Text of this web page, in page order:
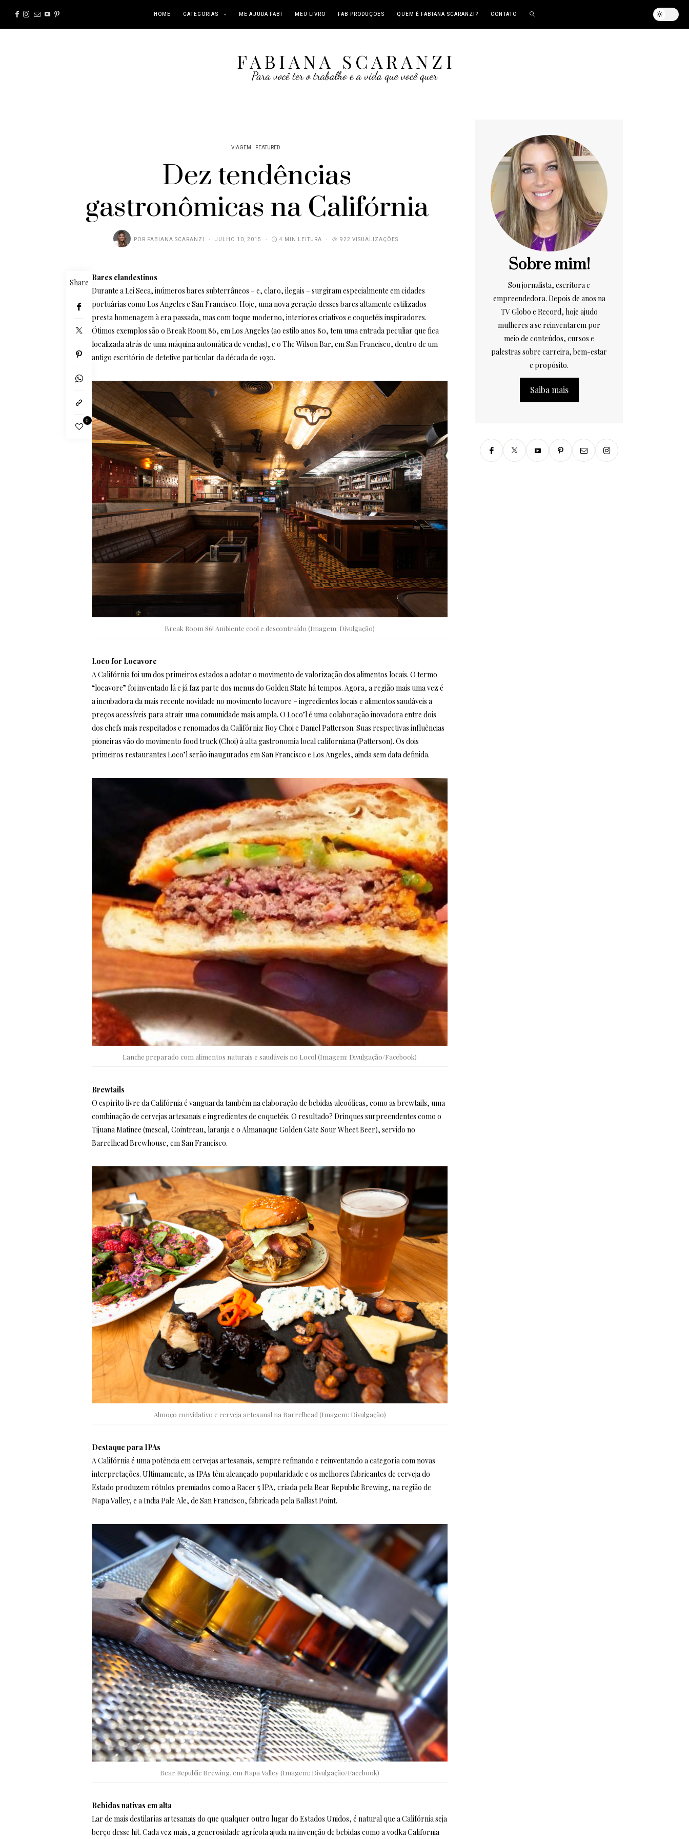
HOME CATEGORIAS ME AJUDA FABI MEU LIVRO FAB PRODUÇÕES QUEM É FABIANA SCARANZI? CONTATO
VIAGEM FEATURED
Dez tendências
gastronômicas na Califórnia
POR FABIANA SCARANZI JULHO 10, 2015 4 MIN LEITURA 922 VISUALIZAÇÕES
Share
0
Bares clandestinos
Durante a Lei Seca, inúmeros bares subterrâneos – e, claro, ilegais – surgiram especialmente em cidades
portuárias como Los Angeles e San Francisco. Hoje, uma nova geração desses bares altamente estilizados
presta homenagem à era passada, mas com toque moderno, interiores criativos e coquetéis inspiradores.
Ótimos exemplos são o Break Room 86, em Los Angeles (ao estilo anos 80, tem uma entrada peculiar que fica
localizada atrás de uma máquina automática de vendas), e o The Wilson Bar, em San Francisco, dentro de um
antigo escritório de detetive particular da década de 1930.
Break Room 86! Ambiente cool e descontraído (Imagem: Divulgação)
Loco for Locavore
A Califórnia foi um dos primeiros estados a adotar o movimento de valorização dos alimentos locais. O termo
“locavore” foi inventado lá e já faz parte dos menus do Golden State há tempos. Agora, a região mais uma vez é
a incubadora da mais recente novidade no movimento locavore – ingredientes locais e alimentos saudáveis a
preços acessíveis para atrair uma comunidade mais ampla. O Loco’l é uma colaboração inovadora entre dois
dos chefs mais respeitados e renomados da Califórnia: Roy Choi e Daniel Patterson. Suas respectivas influências
pioneiras vão do movimento food truck (Choi) à alta gastronomia local californiana (Patterson). Os dois
primeiros restaurantes Loco’l serão inaugurados em San Francisco e Los Angeles, ainda sem data definida.
Lanche preparado com alimentos naturais e saudáveis no Locol (Imagem: Divulgação/Facebook)
Brewtails
O espírito livre da Califórnia é vanguarda também na elaboração de bebidas alcoólicas, como as brewtails, uma
combinação de cervejas artesanais e ingredientes de coquetéis. O resultado? Drinques surpreendentes como o
Tijuana Matinee (mescal, Cointreau, laranja e o Almanaque Golden Gate Sour Wheet Beer), servido no
Barrelhead Brewhouse, em San Francisco.
Almoço convidativo e cerveja artesanal na Barrelhead (Imagem: Divulgação)
Destaque para IPAs
A Califórnia é uma potência em cervejas artesanais, sempre refinando e reinventando a categoria com novas
interpretações. Ultimamente, as IPAs têm alcançado popularidade e os melhores fabricantes de cerveja do
Estado produzem rótulos premiados como a Racer 5 IPA, criada pela Bear Republic Brewing, na região de
Napa Valley, e a India Pale Ale, de San Francisco, fabricada pela Ballast Point.
Bear Republic Brewing, em Napa Valley (Imagem: Divulgação/Facebook)
Bebidas nativas em alta
Lar de mais destilarias artesanais do que qualquer outro lugar do Estados Unidos, é natural que a Califórnia seja
berço desse hit. Cada vez mais, a generosidade agrícola ajuda na invenção de bebidas como a vodka California
Sobre mim!
Sou jornalista, escritora e
empreendedora. Depois de anos na
TV Globo e Record, hoje ajudo
mulheres a se reinventarem por
meio de conteúdos, cursos e
palestras sobre carreira, bem-estar
e propósito.
Saiba mais